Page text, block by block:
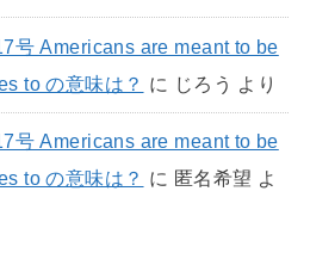
号 Americans are meant to be
to の意味は？ に じろう より
号 Americans are meant to be
to の意味は？ に 匿名希望 よ